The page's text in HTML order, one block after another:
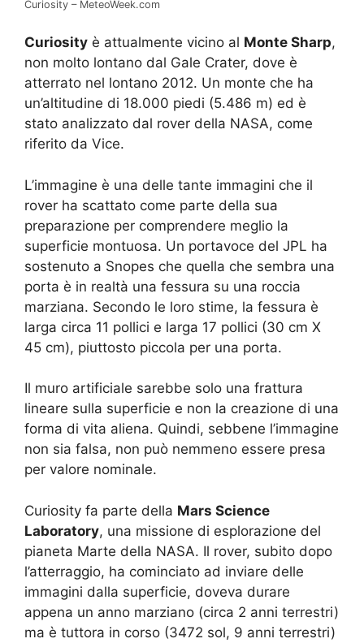
Curiosity – MeteoWeek.com
Curiosity è attualmente vicino al Monte Sharp,
non molto lontano dal Gale Crater, dove è
atterrato nel lontano 2012. Un monte che ha
un’altitudine di 18.000 piedi (5.486 m) ed è
stato analizzato dal rover della NASA, come
riferito da Vice.
L’immagine è una delle tante immagini che il
rover ha scattato come parte della sua
preparazione per comprendere meglio la
superficie montuosa. Un portavoce del JPL ha
sostenuto a Snopes che quella che sembra una
porta è in realtà una fessura su una roccia
marziana. Secondo le loro stime, la fessura è
larga circa 11 pollici e larga 17 pollici (30 cm X
45 cm), piuttosto piccola per una porta.
Il muro artificiale sarebbe solo una frattura
lineare sulla superficie e non la creazione di una
forma di vita aliena. Quindi, sebbene l’immagine
non sia falsa, non può nemmeno essere presa
per valore nominale.
Curiosity fa parte della Mars Science
Laboratory, una missione di esplorazione del
pianeta Marte della NASA. Il rover, subito dopo
l’atterraggio, ha cominciato ad inviare delle
immagini dalla superficie, doveva durare
appena un anno marziano (circa 2 anni terrestri)
ma è tuttora in corso (3472 sol, 9 anni terrestri)